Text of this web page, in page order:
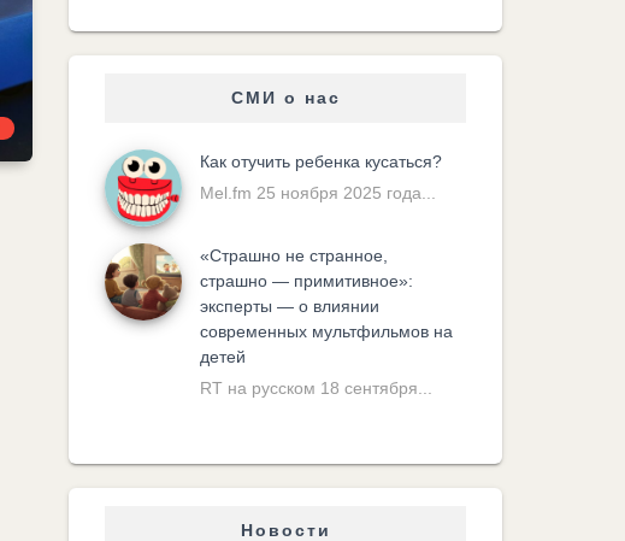
СМИ о нас
Как отучить ребенка кусаться?
Mel.fm 25 ноября 2025 года...
«Cтрашно не странное,
страшно — примитивное»:
эксперты — о влиянии
современных мультфильмов на
детей
RT на русском 18 сентября...
Новости